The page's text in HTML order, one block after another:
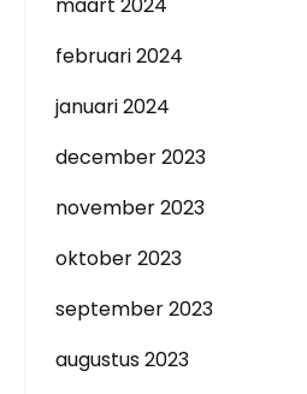
februari 2024
januari 2024
december 2023
november 2023
oktober 2023
september 2023
augustus 2023